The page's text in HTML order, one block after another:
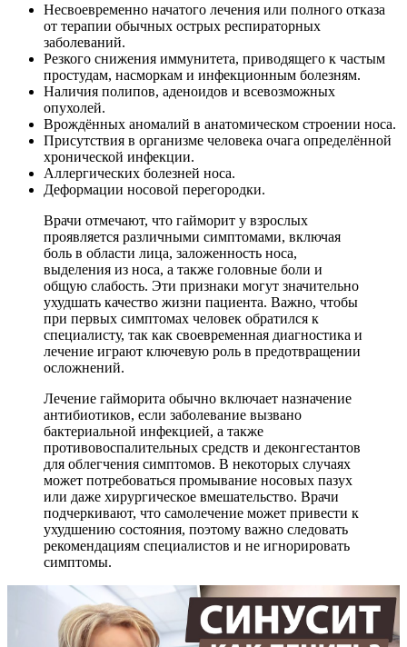
Несвоевременно начатого лечения или полного отказа
от терапии обычных острых респираторных
заболеваний.
Резкого снижения иммунитета, приводящего к частым
простудам, насморкам и инфекционным болезням.
Наличия полипов, аденоидов и всевозможных
опухолей.
Врождённых аномалий в анатомическом строении носа.
Присутствия в организме человека очага определённой
хронической инфекции.
Аллергических болезней носа.
Деформации носовой перегородки.
Врачи отмечают, что гайморит у взрослых
проявляется различными симптомами, включая
боль в области лица, заложенность носа,
выделения из носа, а также головные боли и
общую слабость. Эти признаки могут значительно
ухудшать качество жизни пациента. Важно, чтобы
при первых симптомах человек обратился к
специалисту, так как своевременная диагностика и
лечение играют ключевую роль в предотвращении
осложнений.
Лечение гайморита обычно включает назначение
антибиотиков, если заболевание вызвано
бактериальной инфекцией, а также
противовоспалительных средств и деконгестантов
для облегчения симптомов. В некоторых случаях
может потребоваться промывание носовых пазух
или даже хирургическое вмешательство. Врачи
подчеркивают, что самолечение может привести к
ухудшению состояния, поэтому важно следовать
рекомендациям специалистов и не игнорировать
симптомы.